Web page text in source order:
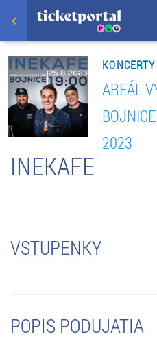
KONCERTY
AREÁL
2023
INEKAFE
VSTUPENKY
POPIS PODUJATIA